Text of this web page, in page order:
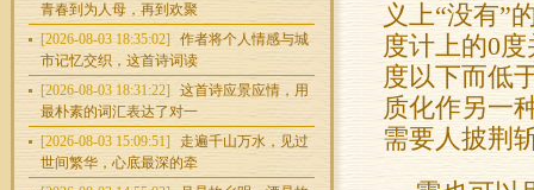
青春到为人母，再到欢聚
[2026-08-03 18:35:02]
作者将个人情感与城
市记忆交织，这首诗词读
[2026-08-03 18:31:22]
这首诗应景应情，用
最朴素的词汇表达了对一
[2026-08-03 15:09:51]
走遍千山万水，见过
世间繁华，心底最深的牵
义上“没有”
度计上的0
度以下而低
质化作另一
需要人披荆